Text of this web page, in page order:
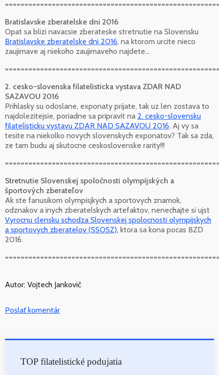
Bratislavske zberatelske dni 2016
Opat sa blizi navacsie zberateske stretnutie na Slovensku
Bratislavske zberatelske dni 2016, na ktorom urcite nieco
zaujimave aj niekoho zaujimaveho najdete...
2. cesko-slovenska filatelisticka vystava ZDAR NAD
SAZAVOU 2016
Prihlasky su odoslane, exponaty prijate, tak uz len zostava to
najdolezitejsie, poriadne sa pripravit na 2. cesko-slovensku
filatelisticku vystavu ZDAR NAD SAZAVOU 2016. Aj vy sa
tesite na niekolko novych slovenskych exponatov? Tak sa zda,
ze tam budu aj skutocne ceskoslovenske rarity!!!
Stretnutie Slovenskej spoločnosti olympijských a
športových zberateľov
Ak ste fanusikom olympisjkych a sportovych znamok,
odznakov a inych zberatelskych artefaktov, nenechajte si ujst
Vyrocnu clensku schodza Slovenskej spolocnosti olympijskych
a sportovych zberatelov (SSOSZ), ktora sa kona pocas BZD
2016.
Autor: Vojtech Jankovič
Poslať komentár
TOP filatelistické podujatia